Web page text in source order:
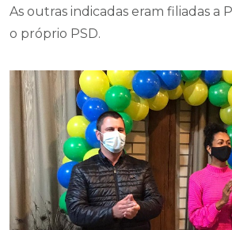
As outras indicadas eram filiadas a
o próprio PSD.